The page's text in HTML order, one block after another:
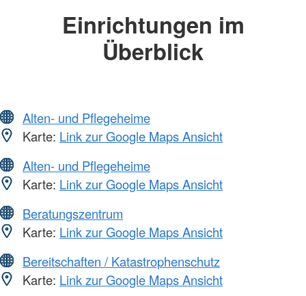
Einrichtungen im
Überblick
Alten- und Pflegeheime
Karte: Link zur Google Maps Ansicht
Alten- und Pflegeheime
Karte: Link zur Google Maps Ansicht
Beratungszentrum
Karte: Link zur Google Maps Ansicht
Bereitschaften / Katastrophenschutz
Karte: Link zur Google Maps Ansicht